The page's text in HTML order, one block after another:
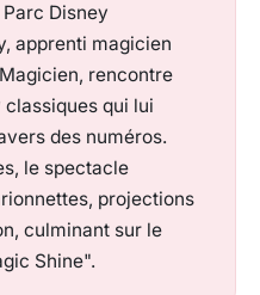
Disney
apprenti magicien
rencontre
qui lui
des numéros.
le spectacle
projections
culminant sur le
Shine".